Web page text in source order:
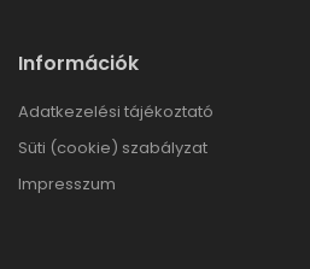
Információk
Adatkezelési tájékoztató
Süti (cookie) szabályzat
Impresszum